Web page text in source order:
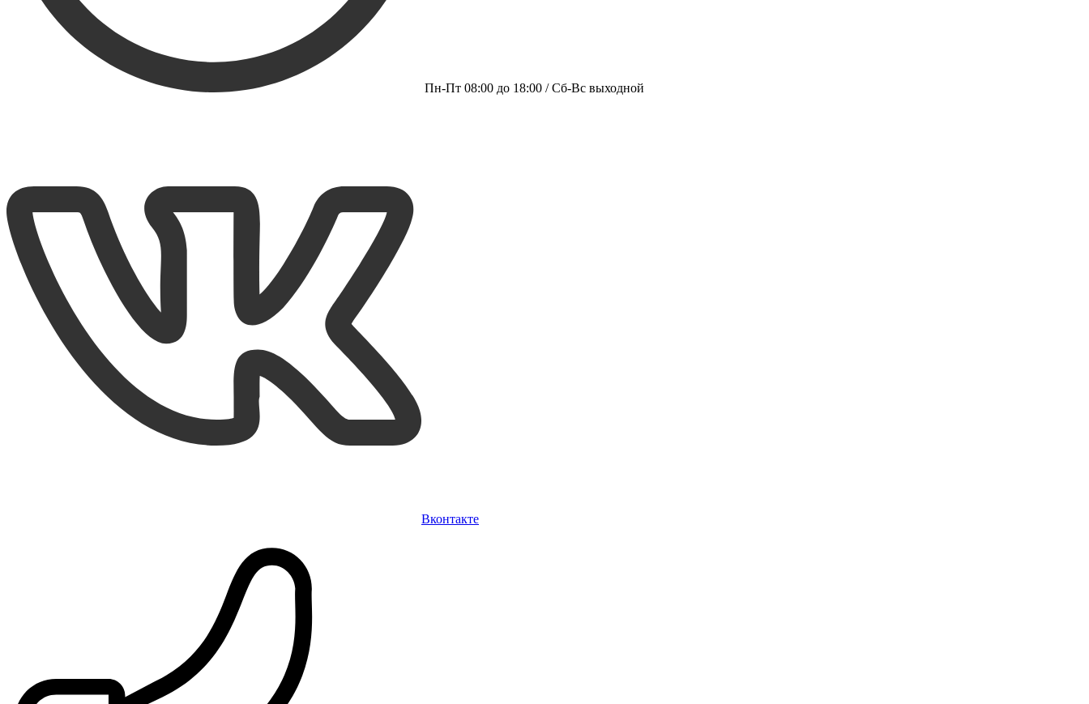
Пн-Пт 08:00 до 18:00 / Сб-Вс выходной
Вконтакте